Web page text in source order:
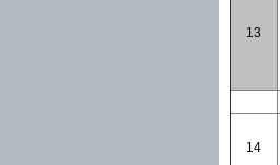
13
14